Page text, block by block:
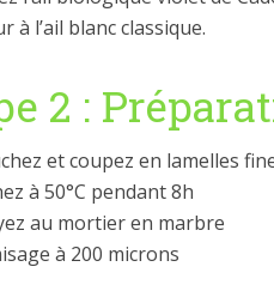
à l’ail blanc classique.
2 :
et coupez en lamelles
à 50°C pendant 8h
au mortier en marbre
à 200 microns